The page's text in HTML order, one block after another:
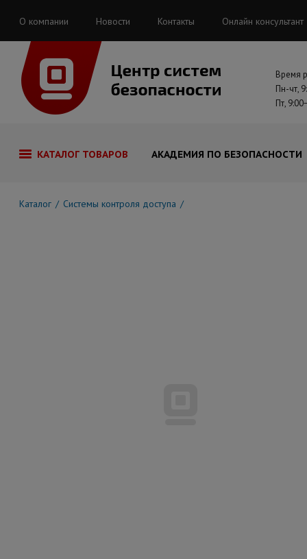
О компании Новости Контакты Онлайн консультант
Время
Пн-чт,
Пт,
КАТАЛОГ ТОВАРОВ АКАДЕМИЯ ПО БЕЗОПАСНОСТИ
Каталог Системы контроля доступа